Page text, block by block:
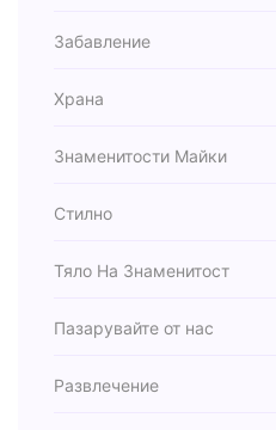
Забавление
Храна
Знаменитости Майки
Стилно
Тяло На Знаменитост
Пазарувайте от нас
Развлечение